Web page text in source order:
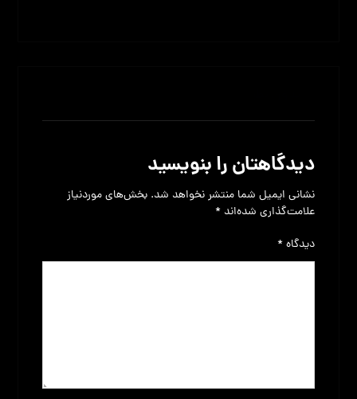
دیدگاهتان را بنویسید
نشانی ایمیل شما منتشر نخواهد شد. بخش‌های موردنیاز
علامت‌گذاری شده‌اند*
دیدگاه*